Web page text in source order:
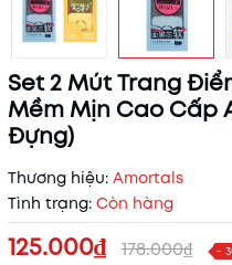
Set 2 Mút Trang
Mềm Mịn Cao Cấp
Đựng)
Thương hiệu: Amortals
Tình trạng: Còn hàng
125.000₫ 178.000₫ -